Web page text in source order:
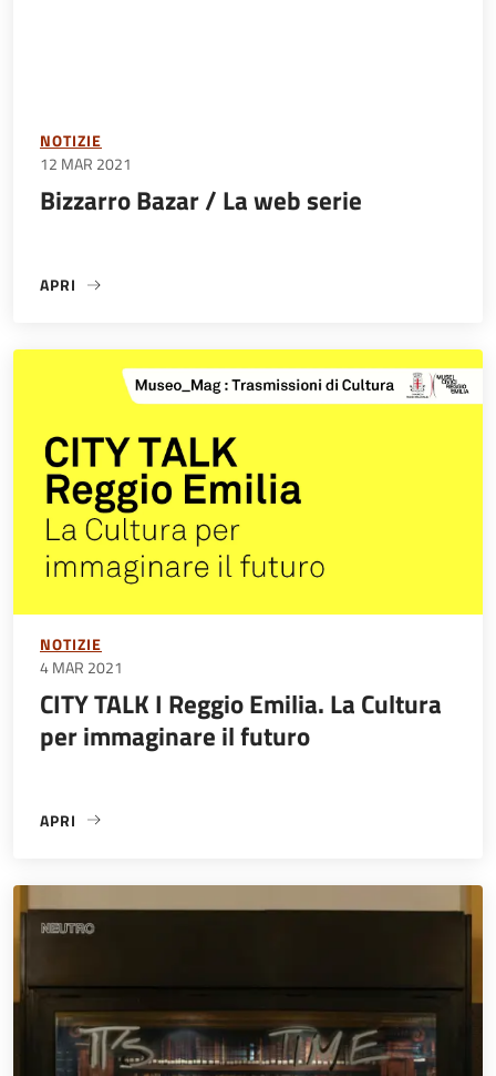
NOTIZIE
12 MAR 2021
Bizzarro Bazar / La web serie
APRI
«BIZZARRO BAZAR / LA WEB SERIE»
NOTIZIE
4 MAR 2021
CITY TALK I Reggio Emilia. La Cultura
per immaginare il futuro
APRI
«CITY TALK I REGGIO EMILIA. LA CULTURA PER